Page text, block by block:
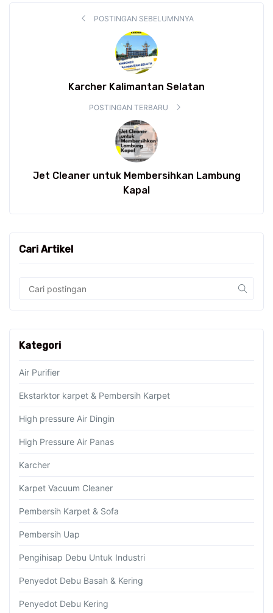
POSTINGAN SEBELUMNNYA
Karcher Kalimantan Selatan
POSTINGAN TERBARU
Jet Cleaner untuk Membersihkan Lambung
Kapal
Cari Artikel
Kategori
Air Purifier
Ekstarktor karpet & Pembersih Karpet
High pressure Air Dingin
High Pressure Air Panas
Karcher
Karpet Vacuum Cleaner
Pembersih Karpet & Sofa
Pembersih Uap
Pengihisap Debu Untuk Industri
Penyedot Debu Basah & Kering
Penyedot Debu Kering